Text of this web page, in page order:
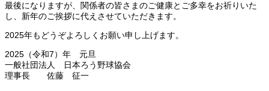
最後になりますが、関係者の皆さまのご健康とご多幸をお祈りいた
し、新年のご挨拶に代えさせていただきます。
2025年もどうぞよろしくお願い申し上げます。
2025（令和7）年 元旦
一般社団法人 日本ろう野球協会
理事長 佐藤 征一